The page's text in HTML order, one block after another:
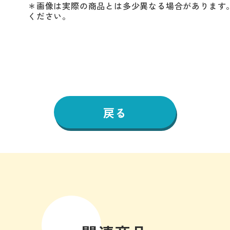
＊画像は実際の商品とは多少異なる場合があります
ください。
戻る